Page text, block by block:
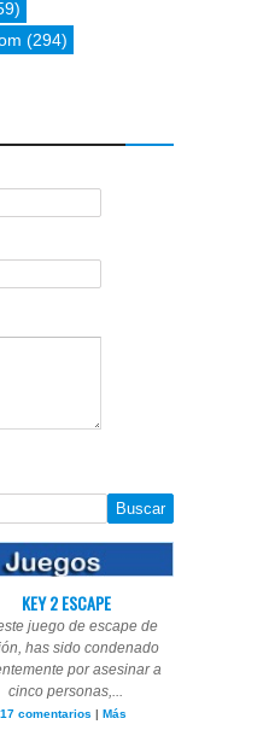
(294)
KEY 2 ESCAPE
juego de escape de
has sido condenado
por asesinar a
cinco personas,...
17 comentarios | Más